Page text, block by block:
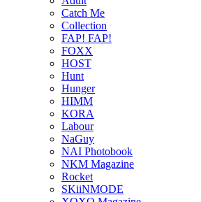
Catch Me
Collection
FAP! FAP!
FOXX
HOST
Hunt
Hunger
HIMM
KORA
Labour
NaGuy
NAI Photobook
NKM Magazine
Rocket
SKiiNMODE